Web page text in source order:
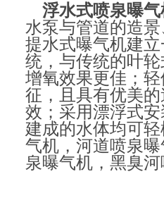
浮水式喷泉曝气
水泵与管道的造景
提水式曝气机建
统，与传统的叶轮
增氧效果更佳；
征，且具有优美
效；采用漂浮式
建成的水体均可轻
气机，河道喷泉
泉曝气机，黑臭河